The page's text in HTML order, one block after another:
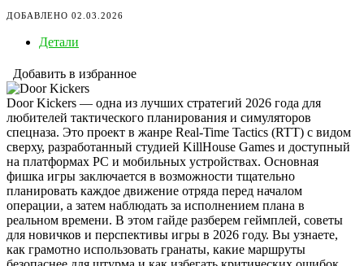
ДОБАВЛЕНО 02.03.2026
Детали
Добавить в избранное
Door Kickers — одна из лучших стратегий 2026 года для
любителей тактического планирования и симуляторов
спецназа. Это проект в жанре Real-Time Tactics (RTT) с видом
сверху, разработанный студией KillHouse Games и доступный
на платформах PC и мобильных устройствах. Основная
фишка игры заключается в возможности тщательно
планировать каждое движение отряда перед началом
операции, а затем наблюдать за исполнением плана в
реальном времени. В этом гайде разберем геймплей, советы
для новичков и перспективы игры в 2026 году. Вы узнаете,
как грамотно использовать гранаты, какие маршруты